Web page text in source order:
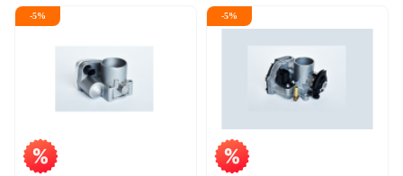
MINI
MITSUBISHI
-5% -5%